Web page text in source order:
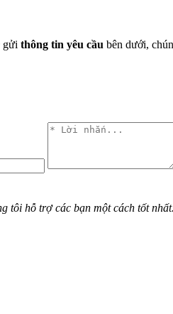
gửi thông tin yêu cầu bên dưới,
tôi hỗ trợ các bạn một cách tốt